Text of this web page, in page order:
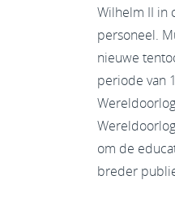
Wilhelm II in
personeel.
nieuwe
periode van
om de
breder